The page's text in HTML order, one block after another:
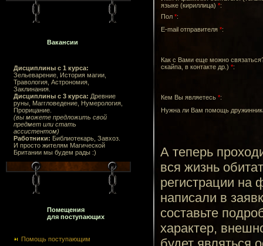
Вакансии
Дисциплины с 1 курса:
Зельеварение, История магии,
Травология, Астрономия,
Заклинания.
Дисциплины с 3 курса: Древние
руны, Маггловедение, Нумерология,
Прорицание.
(вы можете предложить свой
предмет или стать
ассистентом)
Работники: Библиотекарь, Завхоз.
И просто жителям Магической
Британии мы будем рады :)
Помещения
для поступающих
Помощь поступающим
языке (кириллица) *:
Пол *:
E-mail отправителя *:
Как с Вами еще можно
скайпа, в контакте др.) *:
Кем Вы являетесь *:
Нужна ли Вам помощь
А теперь
вся жизнь
регистрации
написали в
составьте
характер,